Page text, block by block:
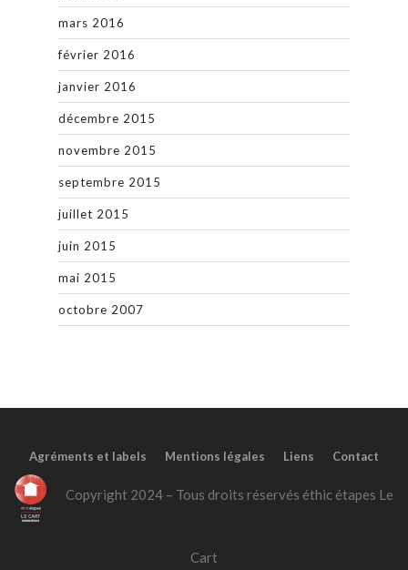
mars 2016
février 2016
janvier 2016
décembre 2015
novembre 2015
septembre 2015
juillet 2015
juin 2015
mai 2015
octobre 2007
Agréments et labels Mentions légales Liens Contact
Copyright 2024 – Tous droits réservés éthic étapes Le
Cart